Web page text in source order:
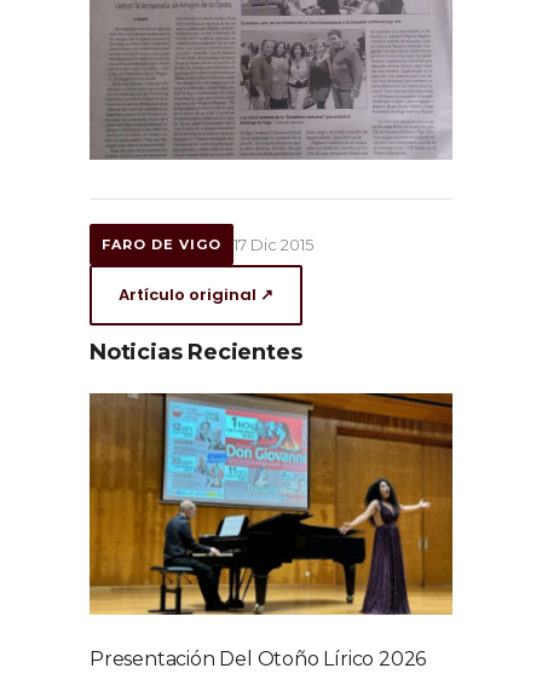
FARO DE VIGO 17 Dic 2015
Artículo original ↗
Noticias Recientes
Presentación Del Otoño Lírico 2026